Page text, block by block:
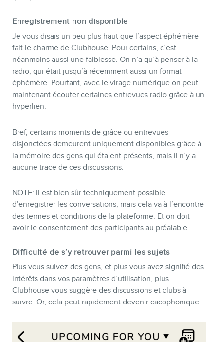
Enregistrement non disponible
Je vous disais un peu plus haut que l’aspect éphémère
fait le charme de Clubhouse. Pour certains, c’est
néanmoins aussi une faiblesse. On n’a qu’à penser à la
radio, qui était jusqu’à récemment aussi un format
éphémère. Pourtant, avec le virage numérique on peut
maintenant écouter certaines entrevues radio grâce à un
hyperlien.
Bref, certains moments de grâce ou entrevues
disjonctées demeurent uniquement disponibles grâce à
la mémoire des gens qui étaient présents, mais il n’y a
aucune trace de ces discussions.
NOTE: Il est bien sûr techniquement possible
d’enregistrer les conversations, mais cela va à l’encontre
des termes et conditions de la plateforme. Et on doit
avoir le consentement des participants au préalable.
Difficulté de s’y retrouver parmi les sujets
Plus vous suivez des gens, et plus vous avez signifié des
intérêts dans vos paramètres d’utilisation, plus
Clubhouse vous suggère des discussions et clubs à
suivre. Or, cela peut rapidement devenir cacophonique.